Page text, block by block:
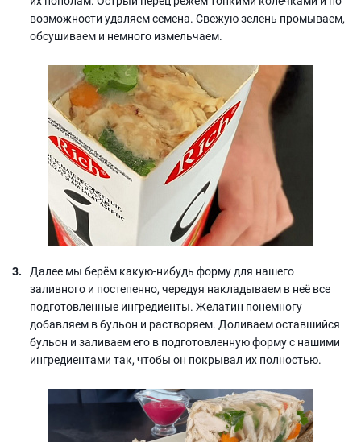
возможности удаляем семена. Свежую зелень промываем,
обсушиваем и немного измельчаем.
Далее мы берём какую-нибудь форму для нашего
заливного и постепенно, чередуя накладываем в неё все
подготовленные ингредиенты. Желатин понемногу
добавляем в бульон и растворяем. Доливаем оставшийся
бульон и заливаем его в подготовленную форму с нашими
ингредиентами так, чтобы он покрывал их полностью.